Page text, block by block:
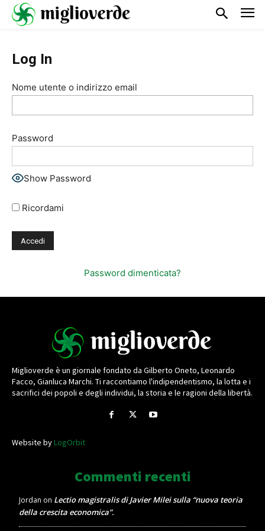
Log In
Nome utente o indirizzo email
Password
Show Password
Ricordami
Password dimenticata?
Miglioverde è un giornale fondato da Gilberto Oneto, Leonardo
Facco, Gianluca Marchi. Ti raccontiamo l'indipendentismo, la lotta e i
sacrifici dei popoli e degli individui, la storia e le ragioni della libertà.
Website byLogOrbit
Commenti recenti
Jordan on Lectio magistralis di Javier Milei sulla “nuova teoria
della crescita economica”.